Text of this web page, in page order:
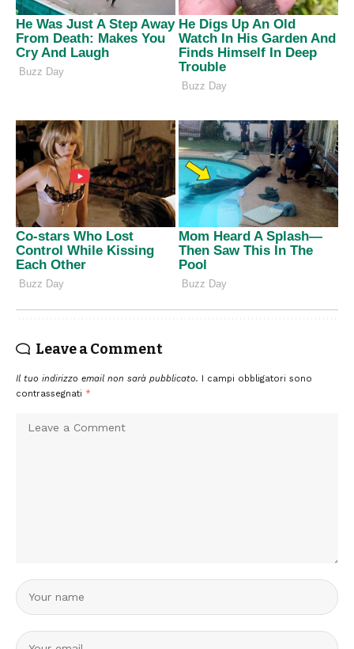
Leave a Comment
Il tuo indirizzo email non sarà pubblicato. I campi obbligatori sono
contrassegnati *